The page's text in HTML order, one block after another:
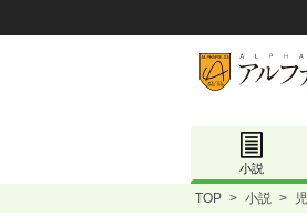
小説
TOP > 小説 >